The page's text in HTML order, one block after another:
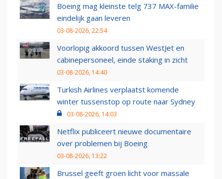
Boeing mag kleinste telg 737 MAX-familie
eindelijk gaan leveren
03-08-2026, 22:54
Voorlopig akkoord tussen WestJet en
cabinepersoneel, einde staking in zicht
03-08-2026, 14:40
Turkish Airlines verplaatst komende
winter tussenstop op route naar Sydney
03-08-2026, 14:03
Netflix publiceert nieuwe documentaire
over problemen bij Boeing
03-08-2026, 13:22
Brussel geeft groen licht voor massale